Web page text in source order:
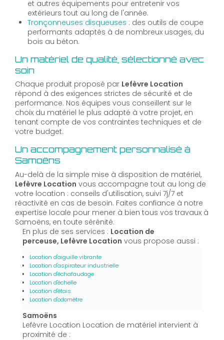
et autres équipements pour entretenir vos
extérieurs tout au long de l'année.
Tronçonneuses disqueuses : des outils de coupe
performants adaptés à de nombreux usages, du
bois au béton.
Un matériel de qualité, sélectionné avec
soin
Chaque produit proposé par Lefèvre Location
répond à des exigences strictes de sécurité et de
performance. Nos équipes vous conseillent sur le
choix du matériel le plus adapté à votre projet, en
tenant compte de vos contraintes techniques et de
votre budget.
Un accompagnement personnalisé à
Samoëns
Au-delà de la simple mise à disposition de matériel,
Lefèvre Location vous accompagne tout au long de
votre location : conseils d'utilisation, suivi 7j/7 et
réactivité en cas de besoin. Faites confiance à notre
expertise locale pour mener à bien tous vos travaux à
Samoëns, en toute sérénité.
En plus de ses services : Location de
perceuse, Lefèvre Location vous propose aussi :
Location d'aiguille vibrante
Location d'aspirateur industrielle
Location d'échafaudage
Location d'échelle
Location d'étais
Location d'odomètre
Samoëns
Lefèvre Location Location de matériel intervient à
proximité de :